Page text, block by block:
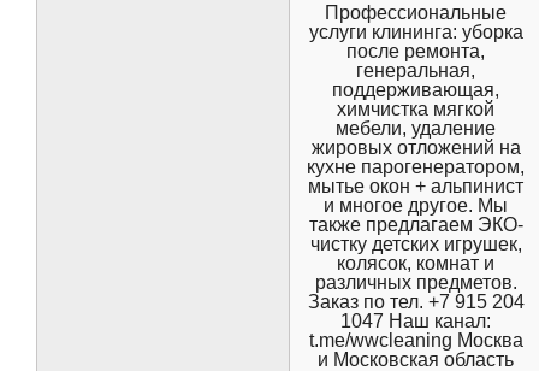
Профессиональные
услуги клининга: уборка
после ремонта,
генеральная,
поддерживающая,
химчистка мягкой
мебели, удаление
жировых отложений на
кухне парогенератором,
мытье окон + альпинист
и многое другое. Мы
также предлагаем ЭКО-
чистку детских игрушек,
колясок, комнат и
различных предметов.
Заказ по тел. +7 915 204
1047 Наш канал:
t.me/wwcleaning Москва
и Московская область